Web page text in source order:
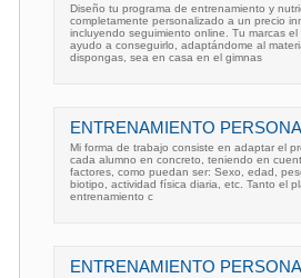
Diseño tu programa de entrenamiento y
completamente personalizado a un precio
incluyendo seguimiento online. Tu marcas el
ayudo a conseguirlo, adaptándome al
dispongas, sea en casa en el gimnas
ENTRENAMIENTO
Mi forma de trabajo consiste en adaptar el
cada alumno en concreto, teniendo en
factores, como puedan ser: Sexo, edad,
biotipo, actividad física diaria, etc. Tanto el
entrenamiento c
ENTRENAMIENTO